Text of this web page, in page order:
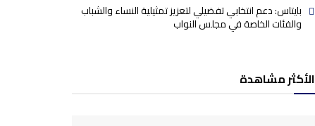
بايتاس: دعم انتخابي تفضيلي لتعزيز تمثيلية النساء والشباب
والفئات الخاصة في مجلس النواب
الأكثر مشاهدة